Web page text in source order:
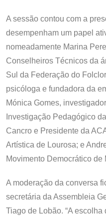
A sessão contou com a
desempenham um papel
nomeadamente Marina
Conselheiros Técnicos da
Sul da Federação do
psicóloga e fundadora da
Mónica Gomes,
Investigação Pedagógico
Cancro e Presidente da
Artística de Lourosa; e
Movimento Democrático
A moderação da conversa
secretária da Assembleia
Tiago de Lobão. “A